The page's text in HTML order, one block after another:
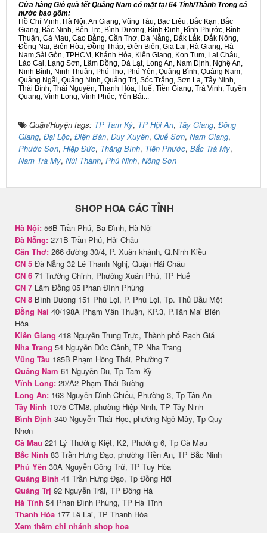
Cửa hàng Giỏ quà tết Quảng Nam có mặt tại 64 Tỉnh/Thành Trong cả
nước bao gồm:
Hồ Chí Minh, Hà Nội, An Giang, Vũng Tàu, Bạc Liêu, Bắc Kạn, Bắc
Giang, Bắc Ninh, Bến Tre, Bình Dương, Bình Định, Bình Phước, Bình
Thuận, Cà Mau, Cao Bằng, Cần Thơ, Đà Nẵng, Đắk Lắk, Đắk Nông,
Đồng Nai, Biên Hòa, Đồng Tháp, Điện Biên, Gia Lai, Hà Giang, Hà
Nam,Sài Gòn, TPHCM, Khánh Hòa, Kiên Giang, Kon Tum, Lai Châu,
Lào Cai, Lạng Sơn, Lâm Đồng, Đà Lạt, Long An, Nam Định, Nghệ An,
Ninh Bình, Ninh Thuận, Phú Thọ, Phú Yên, Quảng Bình, Quảng Nam,
Quảng Ngãi, Quảng Ninh, Quảng Trị, Sóc Trăng, Sơn La, Tây Ninh,
Thái Bình, Thái Nguyên, Thanh Hóa, Huế, Tiền Giang, Trà Vinh, Tuyên
Quang, Vĩnh Long, Vĩnh Phúc, Yên Bái...
Quận/Huyện tags: TP Tam Kỳ, TP Hội An, Tây Giang, Đông
Giang, Đại Lộc, Điện Bàn, Duy Xuyên, Quế Sơn, Nam Giang,
Phước Sơn, Hiệp Đức, Thăng Bình, Tiên Phước, Bắc Trà My,
Nam Trà My, Núi Thành, Phú Ninh, Nông Sơn
SHOP HOA CÁC TỈNH
Hà Nội: 56B Trần Phú, Ba Đình, Hà Nội
Đà Nẵng: 271B Trần Phú, Hải Châu
Cần Thơ: 266 đường 30/4, P. Xuân khánh, Q.Ninh Kiều
CN 5 Đà Nẵng 32 Lê Thanh Nghị, Quận Hải Châu
CN 6 71 Trường Chinh, Phường Xuân Phú, TP Huế
CN 7 Lâm Đồng 05 Phan Đình Phùng
CN 8 Bình Dương 151 Phú Lợi, P. Phú Lợi, Tp. Thủ Dầu Một
Đồng Nai 40/198A Phạm Văn Thuận, KP.3, P.Tân Mai Biên
Hòa
Kiên Giang 418 Nguyễn Trung Trực, Thành phố Rạch Giá
Nha Trang 54 Nguyễn Đức Cảnh, TP Nha Trang
Vũng Tàu 185B Phạm Hồng Thái, Phường 7
Quảng Nam 61 Nguyễn Du, Tp Tam Kỳ
Vĩnh Long: 20/A2 Phạm Thái Bường
Long An: 163 Nguyễn Đình Chiểu, Phường 3, Tp Tân An
Tây Ninh 1075 CTM8, phường Hiệp Ninh, TP Tây Ninh
Bình Định 340 Nguyễn Thái Học, phường Ngô Mây, Tp Quy
Nhơn
Cà Mau 221 Lý Thường Kiệt, K2, Phường 6, Tp Cà Mau
Bắc Ninh 83 Trần Hưng Đạo, phường Tiền An, TP Bắc Ninh
Phú Yên 30A Nguyễn Công Trứ, TP Tuy Hòa
Quảng Bình 41 Trần Hưng Đạo, Tp Đồng Hới
Quảng Trị 92 Nguyễn Trãi, TP Đông Hà
Hà Tĩnh 54 Phan Đình Phùng, TP Hà Tĩnh
Thanh Hóa 177 Lê Lai, TP Thanh Hóa
Xem thêm chi nhánh shop hoa